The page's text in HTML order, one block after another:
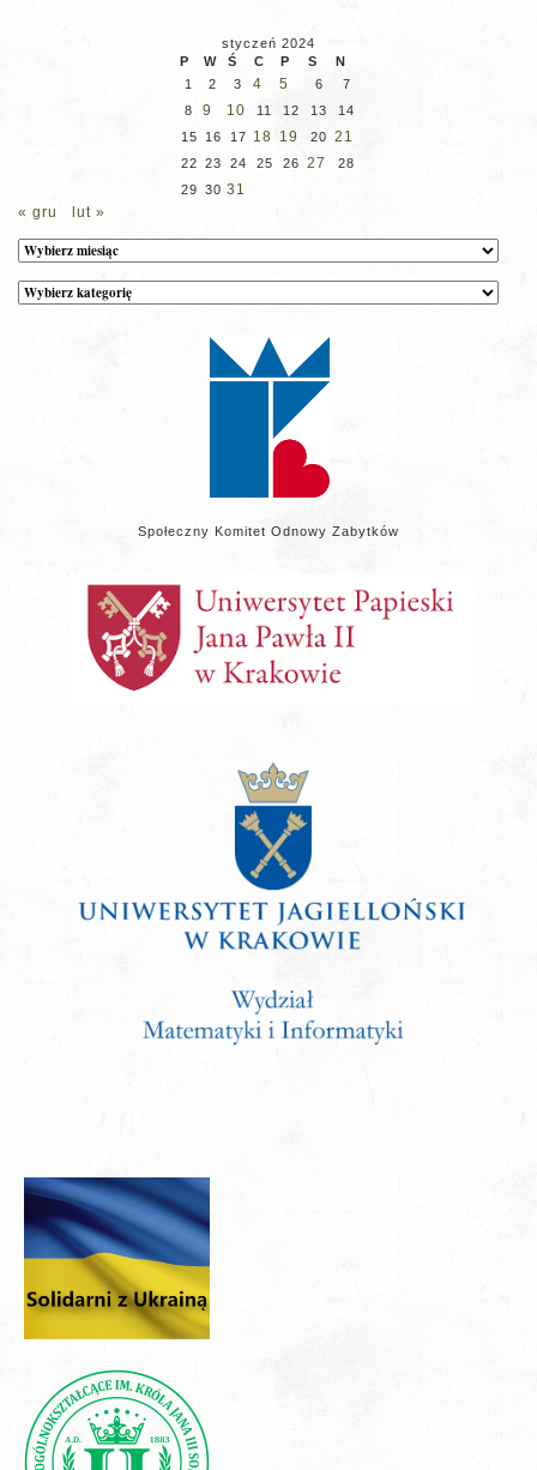
styczeń 2024
P
W Ś C P S
N
1
2 3 4 5 6
7
8
9 10 11 12 13
14
15
16 17 18 19 20 21
22 23 24 25 26 27
28
29 30 31
« gru
lut »
Archiwum
Kategorie
wpisów
Społeczny Komitet Odnowy Zabytków